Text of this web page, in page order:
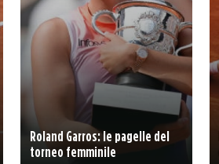
Roland Garros: le pagelle del
torneo femminile